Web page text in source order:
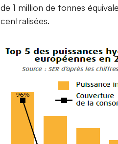
de 1 million de tonnes
centralisées.